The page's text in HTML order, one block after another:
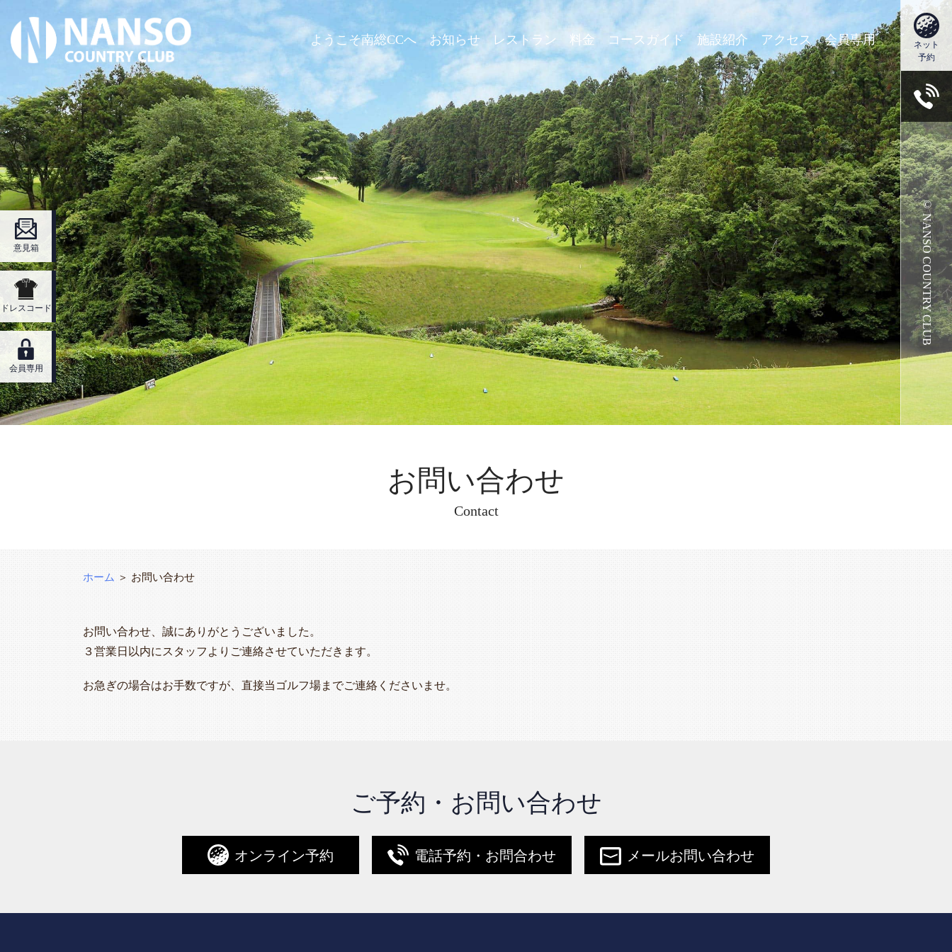
ようこそ南総CCへ お知らせ レストラン 料金 コースガイド 施設紹介 アクセス 会員専用
意見箱
ドレスコード
会員専用
ネット
予約
© NANSO COUNTRY CLUB
お問い合わせ
Contact
ホーム ＞ お問い合わせ
お問い合わせ、誠にありがとうございました。
３営業日以内にスタッフよりご連絡させていただきます。
お急ぎの場合はお手数ですが、直接当ゴルフ場までご連絡くださいませ。
ご予約・お問い合わせ
オンライン予約 電話予約・お問合わせ メールお問い合わせ